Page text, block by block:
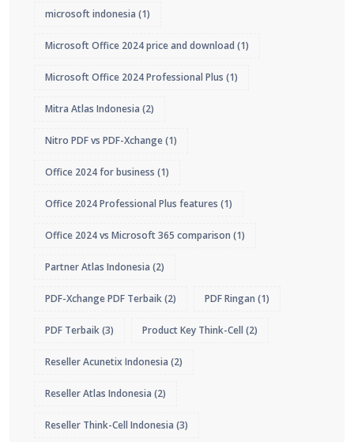
microsoft indonesia (1)
Microsoft Office 2024 price and download (1)
Microsoft Office 2024 Professional Plus (1)
Mitra Atlas Indonesia (2)
Nitro PDF vs PDF-Xchange(1)
Office 2024 for business (1)
Office 2024 Professional Plus features (1)
Office 2024 vs Microsoft 365 comparison (1)
Partner Atlas Indonesia (2)
PDF-Xchange PDF Terbaik(2) PDF Ringan (1)
PDF Terbaik(3) Product Key Think-Cell (2)
Reseller Acunetix Indonesia (2)
Reseller Atlas Indonesia (2)
Reseller Think-Cell Indonesia (3)